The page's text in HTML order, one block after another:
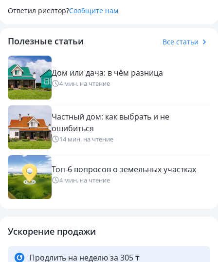
дополнительное пространство)
⚙️ Коммуникации и комфорт:
✔ Центральное отопление - тепло и стабильность зимой
✔ Магистральный газ
✔ Канализация - септик
✔ Дом тёплый, хорошо сохраняет комфортный
микроклимат
📍 Инфраструктура:
✔ Поликлиника — всего 1 остановка
✔ В шаговой доступности школы
✔ Рядом строится новая современная школа
✔ Детские сады №146 и №46
✔ Школа-лицей для девочек
✔ До ТРЦ Москва можно дойти пешком
🌿 Район отличается спокойной атмосферой, удобной
Ответил риелтор?Сообщите нам
Полезные статьи Все статьи
Дом или дача: в чём разница
4 мин. на чтение
Частный дом: как выбрать и не
ошибиться
14 мин. на чтение
Топ-6 вопросов о земельных участках
4 мин. на чтение
Ускорение продажи
Продлить на неделю за 305 ₸